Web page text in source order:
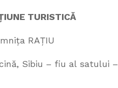
TURISTICĂ
RAȚIU
Sibiu – fiu al satului –